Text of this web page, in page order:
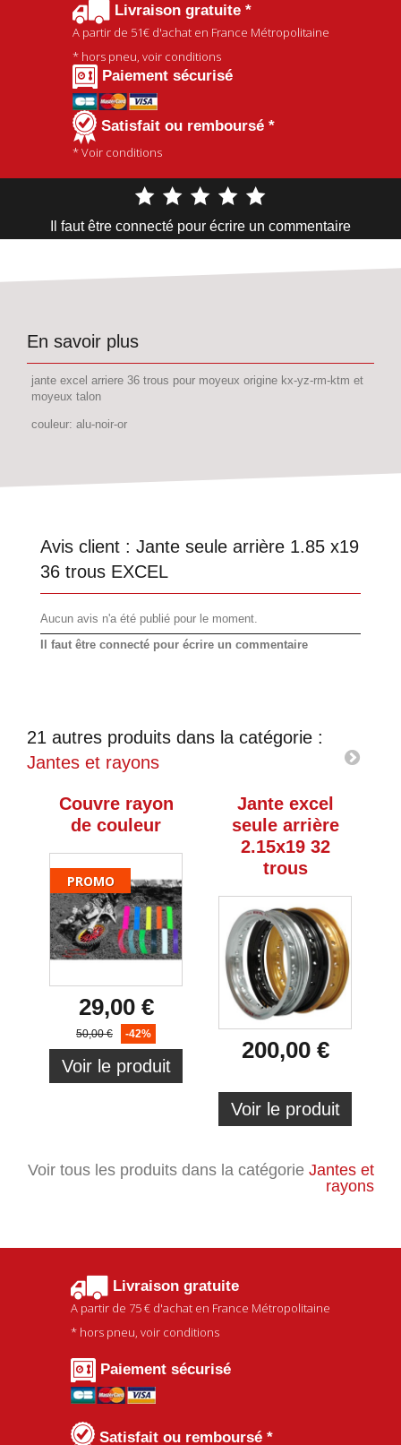
Livraison gratuite *
A partir de 51€d'achat en France Métropolitaine
* hors pneu, voir conditions
Paiement sécurisé
Satisfait ou remboursé *
* Voir conditions
Il faut être connecté pour écrire un commentaire
En savoir plus
jante excel arriere 36 trous pour moyeux origine kx-yz-rm-ktm et
moyeux talon
couleur: alu-noir-or
Avis client : Jante seule arrière 1.85 x19
36 trous EXCEL
Aucun avis n'a été publié pour le moment.
Il faut être connecté pour écrire un commentaire
21 autres produits dans la catégorie :
Jantes et rayons
Couvre rayon
de couleur
PROMO
29,00 €
50,00 € -42%
Voir le produit
Jante excel
seule arrière
2.15x19 32
trous
200,00 €
Voir le produit
Voir tous les produits dans la catégorie Jantes et
rayons
Livraison gratuite
A partir de 75 € d'achat en France Métropolitaine
* hors pneu, voir conditions
Paiement sécurisé
Satisfait ou remboursé *